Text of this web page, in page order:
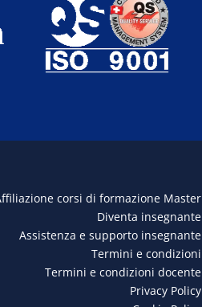
corsi di formazione Master
Diventa insegnante
Assistenza e supporto insegnante
Termini e condizioni
Termini e condizioni docente
Privacy Policy